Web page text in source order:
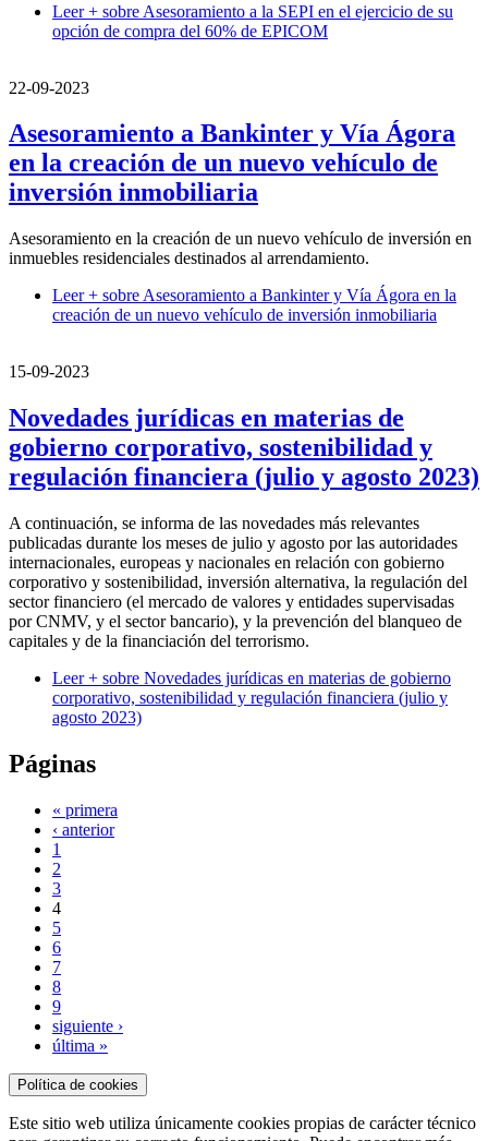
Leer + sobre Asesoramiento a la SEPI en el ejercicio de su
opción de compra del 60% de EPICOM
22-09-2023
Asesoramiento a Bankinter y Vía Ágora
en la creación de un nuevo vehículo de
inversión inmobiliaria
Asesoramiento en la creación de un nuevo vehículo de inversión en
inmuebles residenciales destinados al arrendamiento.
Leer + sobre Asesoramiento a Bankinter y Vía Ágora en la
creación de un nuevo vehículo de inversión inmobiliaria
15-09-2023
Novedades jurídicas en materias de
gobierno corporativo, sostenibilidad y
regulación financiera (julio y agosto 2023)
A continuación, se informa de las novedades más relevantes
publicadas durante los meses de julio y agosto por las autoridades
internacionales, europeas y nacionales en relación con gobierno
corporativo y sostenibilidad, inversión alternativa, la regulación del
sector financiero (el mercado de valores y entidades supervisadas
por CNMV, y el sector bancario), y la prevención del blanqueo de
capitales y de la financiación del terrorismo.
Leer + sobre Novedades jurídicas en materias de gobierno
corporativo, sostenibilidad y regulación financiera (julio y
agosto 2023)
Páginas
« primera
‹ anterior
1
2
3
4
5
6
7
8
9
siguiente ›
última »
Política de cookies
Este sitio web utiliza únicamente cookies propias de carácter técnico